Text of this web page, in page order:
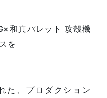
和真パレット 攻殻機
を
た、プロダクション